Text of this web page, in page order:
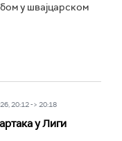
у швајцарском
20:12 -> 20:18
у Лиги